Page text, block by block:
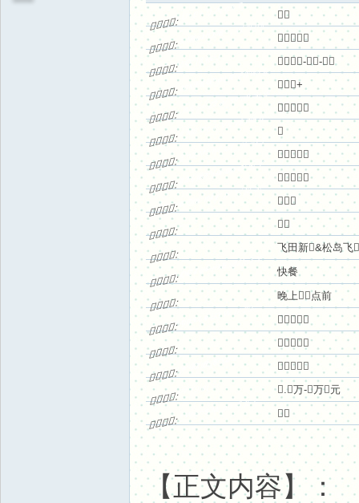
% ]+ T# U* B+ f1 A( g9 T
:
  5 R7 m0 J" F6 c.
. T. c2 ~, J3 o1 Q- r, `
:& u% H! f l8 ~; V( ^( h$
F* o
    
$ C$ \; \( Q; [8 {& J
:
   -- 
% \- C+ z/ x9 t( a" m( T% f, w# L
:. m( E/ G* o" R- {' Y ! A- K. t/ {# @
  +
:; A& s+ Z2 e/ s9 n9 S! i&
J
3 O: d# | G, _0 @. A-
     " p( @7 V&
:# M8 O6 I. V& y$ m5 g'
Y7 g. v- ]
; Y/ V8 J( d5 X9 C) ]
 & n7 d) B$ j$ m1 [0
:3 n2 M1 h7 G( _% ~1 }     
$ D+ z, g2 {/ z3 }; w- h
:2 E. j8 f' H7 D7 O' b( Y     
7 Z3 m% ? m. h4 t
:8 Q a" ^) y" b/ Y/ }2 S!
o& e
6 Y: J$ H$ V; T3 M
  
:
- @% R$ z7 L. b: r3
 
:
" r( U" W E; [+ a7 t
飞田新&松岛飞
8 \6 a& Q9 Z6 F+ x5 @2 p3 Y
:7 Q4 d# r8 E; d, ] 快餐 # I+ `" y; s$ {4
:
晚上  点前 4 y5
" g7 M$ q0 U, v
:4 q5 L# U3 W, l7 Z3 _;
S1 W
     9 s9 o) _"
:
    
* N& e3 c* {0 r6 {5 X0 z
: {+ G2 H( @' J      $ z% c1 |"
" c: H# F7 T9 a( ~
:
7 R- R2 V: V5 x2 n-
 .万-万 元
:* W+ h$ M: p0 r5 }5 c $ L: u- Z8 N7 r% K.
 
【正文内容】：